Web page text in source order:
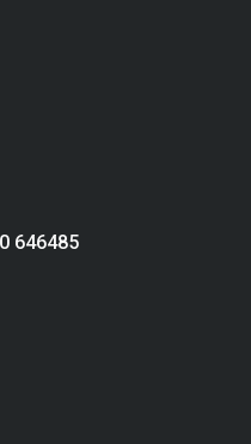
646485